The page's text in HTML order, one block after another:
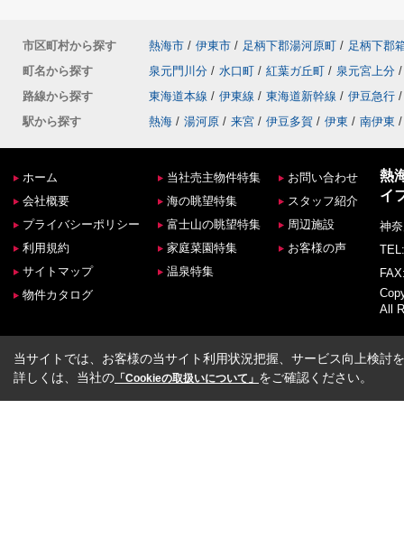
市区町村から探す 熱海市 / 伊東市 / 足柄下郡湯河原町 / 足柄下郡
町名から探す
泉元門川分 / 水口町 / 紅葉ガ丘町 / 泉元宮上分 /
路線から探す
東海道本線 / 伊東線 / 東海道新幹線 / 伊豆急行 /
駅から探す
熱海 / 湯河原 / 来宮 / 伊豆多賀 / 伊東 / 南伊東 /
ホーム
会社概要
プライバシーポリシー
利用規約
サイトマップ
物件カタログ
当社売主物件特集
海の眺望特集
富士山の眺望特集
家庭菜園特集
温泉特集
お問い合わせ
スタッフ紹介
周辺施設
お客様の声
熱
イ
神
All
当サイトでは、お客様の当サイト利用状況把握、サービス向上検討
詳しくは、当社の 「Cookieの取扱いについて」 をご確認ください。